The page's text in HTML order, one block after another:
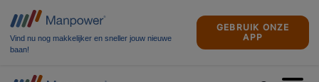
Vind nu nog makkelijker en sneller jouw nieuwe
baan!
GEBRUIK ONZE
APP